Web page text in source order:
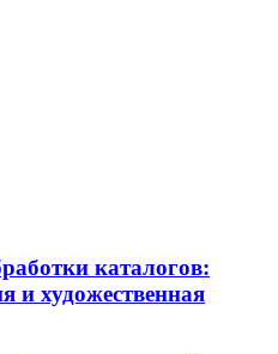
каталогов:
и художественная